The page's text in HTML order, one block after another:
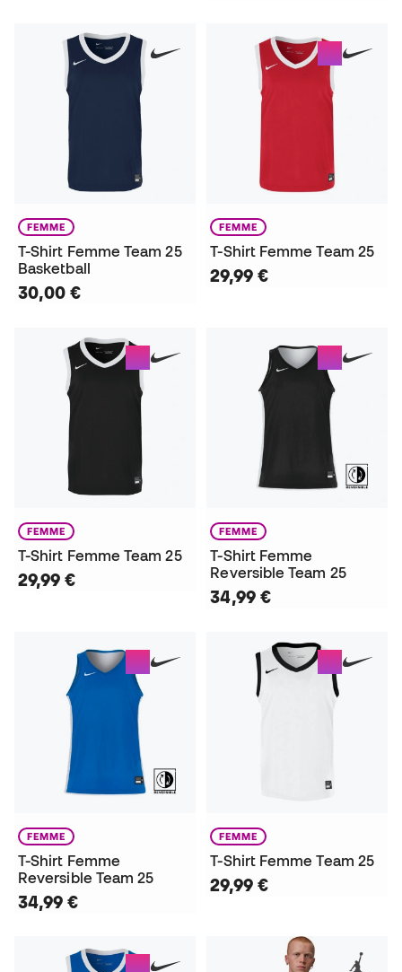
FEMME
T-Shirt Femme Team 25
Basketball
30,00 €
FEMME
T-Shirt Femme Team 25
29,99 €
FEMME
T-Shirt Femme Team 25
29,99 €
FEMME
T-Shirt Femme
Reversible Team 25
34,99 €
FEMME
T-Shirt Femme
Reversible Team 25
34,99 €
FEMME
T-Shirt Femme Team 25
29,99 €